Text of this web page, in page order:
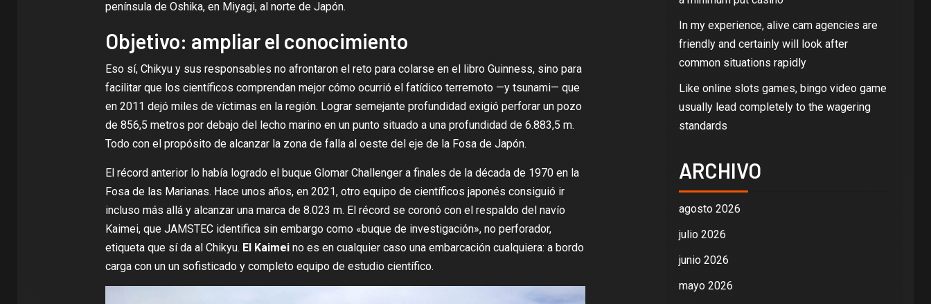
península de Oshika, en Miyagi, al norte de Japón.
Objetivo: ampliar el conocimiento
Eso sí, Chikyu y sus responsables no afrontaron el reto para colarse en el libro Guinness, sino para
facilitar que los científicos comprendan mejor cómo ocurrió el fatídico terremoto —y tsunami— que
en 2011 dejó miles de víctimas en la región. Lograr semejante profundidad exigió perforar un pozo
de 856,5 metros por debajo del lechomarino en un punto situado a una profundidad de 6.883,5 m.
Todo con el propósito de alcanzar la zona de falla al oeste del eje de la Fosa de Japón.
El récord anterior lo había logrado el buque Glomar Challengera finales de la década de 1970 en la
Fosa de las Marianas. Hace unos años, en 2021, otro equipo de científicos japonés consiguió ir
incluso más allá y alcanzar una marca de 8.023 m. El récord se coronó con el respaldo del navío
Kaimei, que JAMSTEC identifica sin embargo como «buque de investigación», no perforador,
etiqueta que sí da al Chikyu. El Kaimeino es en cualquier caso una embarcación cualquiera: a bordo
carga con un un sofisticado y completo equipo de estudio científico.
In my experience, alive cam agencies are
friendly and certainly will look after
common situations rapidly
Like online slots games, bingo video game
usually lead completely to the wagering
standards
ARCHIVO
agosto 2026
julio 2026
junio 2026
mayo 2026